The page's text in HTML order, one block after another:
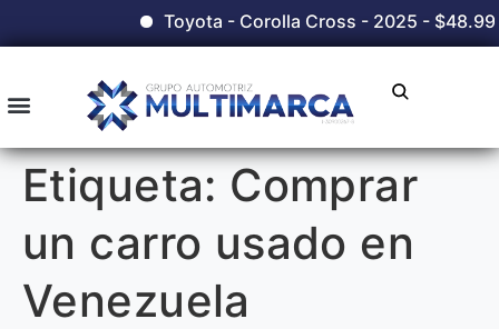
Toyota - Corolla Cross - 2025 -
Etiqueta: Comprar
un carro usado en
Venezuela